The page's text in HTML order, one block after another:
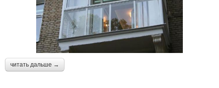
читать дальше →